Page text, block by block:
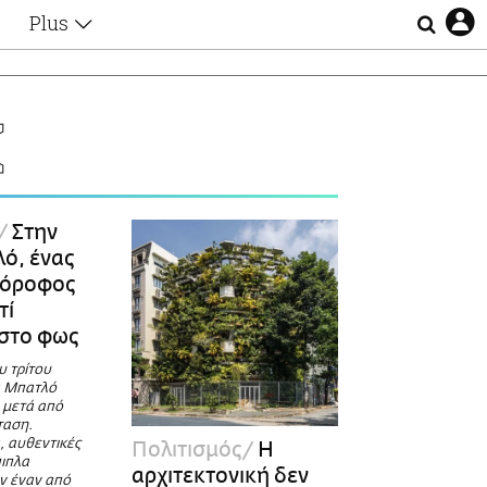
Plus
Οι Αθηναίοι
Απώλειες
Lgbtqi+
Στην
ένας
φως
τρίτου
Μπατλό
μετά από
αυθεντικές
έναν από
Πολιτισμός Η
αρχιτεκτονική δεν